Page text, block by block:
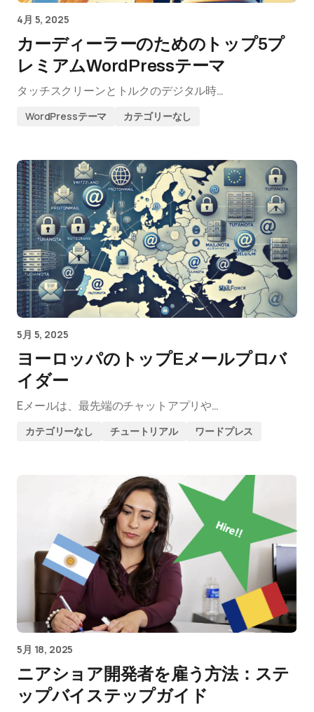
4月 5, 2025
カーディーラーのためのトップ5プ
レミアムWordPressテーマ
タッチスクリーンとトルクのデジタル時…
WordPressテーマ カテゴリーなし
5月 5, 2025
ヨーロッパのトップEメールプロバ
イダー
Eメールは、最先端のチャットアプリや…
カテゴリーなし チュートリアル ワードプレス
5月 18, 2025
ニアショア開発者を雇う方法：ステ
ップバイステップガイド